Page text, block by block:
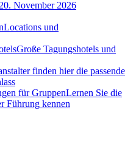
20. November 2026
Locations und
Große Tagungshotels und
finden hier die passende
für GruppenLernen Sie die
Führung kennen